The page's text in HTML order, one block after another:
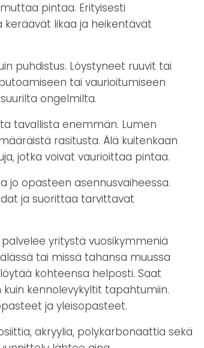
pintaa. Erityisesti
likaa ja heikentävät
puhdistus. Löystyneet ruuvit tai
tai vaurioitumiseen
ongelmilta.
tavallista enemmän. Lumen
rasitusta. Älä kuitenkaan
jotka voivat vaurioittaa pintaa.
jo opasteen asennusvaiheessa.
ja suorittaa tarvittavat
yritystä vuosikymmeniä
tai missä tahansa muussa
kohteensa helposti. Saat
kennolevykyltit tapahtumiin.
ja yleisopasteet.
akryylia, polykarbonaattia sekä